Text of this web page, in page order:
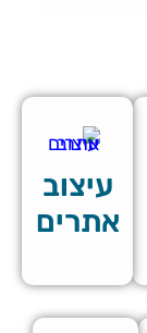
עיצוב
אתרים